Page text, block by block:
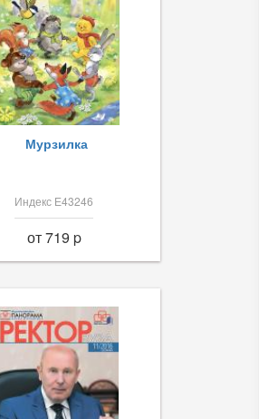
Мурзилка
Индекс Е43246
от 719 p